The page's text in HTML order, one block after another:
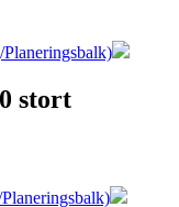
stort